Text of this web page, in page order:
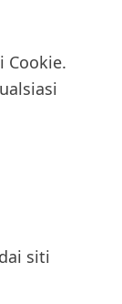
Cookie.
siti